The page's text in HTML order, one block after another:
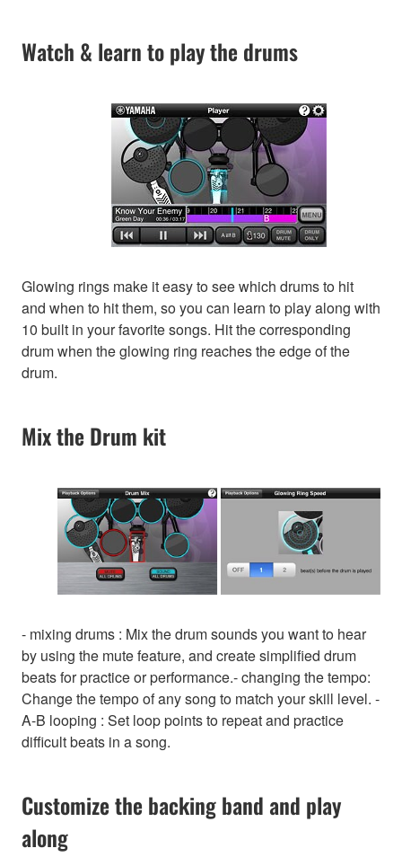
Watch & learn to play the drums
Glowing rings make it easy to see which drums to hit
and when to hit them, so you can learn to play along with
10 built in your favorite songs. Hit the corresponding
drum when the glowing ring reaches the edge of the
drum.
Mix the Drum kit
- mixing drums : Mix the drum sounds you want to hear
by using the mute feature, and create simplified drum
beats for practice or performance.- changing the tempo:
Change the tempo of any song to match your skill level. -
A-B looping : Set loop points to repeat and practice
difficult beats in a song.
Customize the backing band and play
along